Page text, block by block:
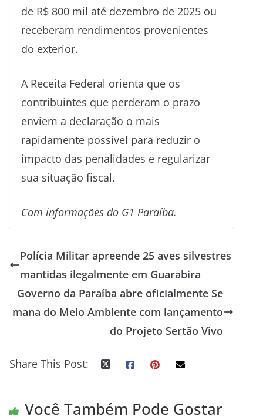
de R$ 800 mil até dezembro de 2025 ou
receberam rendimentos provenientes
do exterior.
A Receita Federal orienta que os
contribuintes que perderam o prazo
enviem a declaração o mais
rapidamente possível para reduzir o
impacto das penalidades e regularizar
sua situação fiscal.
Com informações do G1 Paraíba.
Polícia Militar apreende 25 aves silvestres
mantidas ilegalmente em Guarabira
Governo da Paraíba abre oficialmente Se
mana do Meio Ambiente com lançamento
do Projeto Sertão Vivo
Share This Post:
Você Também Pode Gostar